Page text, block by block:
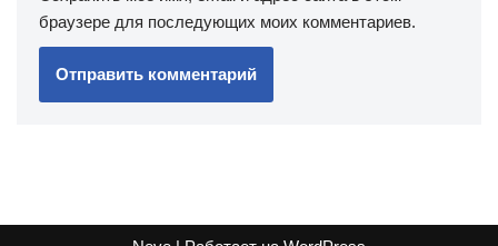
браузере для последующих моих комментариев.